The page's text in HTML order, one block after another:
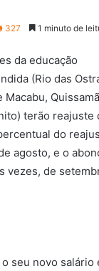
327 1 minuto de
da educação
(Rio das
terão reajuste
do
agosto, e o
vezes, de
seu novo salário